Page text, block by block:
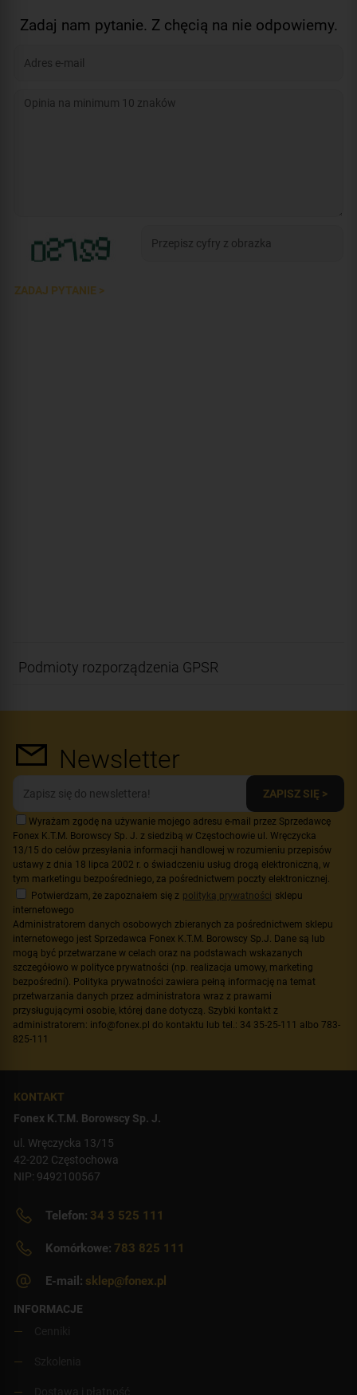
Zadaj nam pytanie. Z chęcią na nie odpowiemy.
ZADAJ PYTANIE >
Podmioty rozporządzenia GPSR
Newsletter
ZAPISZ SIĘ >
Wyrażam zgodę na używanie mojego adresu e-mail przez Sprzedawcę
Fonex K.T.M. Borowscy Sp. J. z siedzibą w Częstochowie ul. Wręczycka
13/15 do celów przesyłania informacji handlowej w rozumieniu przepisów
ustawy z dnia 18 lipca 2002 r. o świadczeniu usług drogą elektroniczną, w
tym marketingu bezpośredniego, za pośrednictwem poczty elektronicznej.
Potwierdzam, że zapoznałem się z polityką prywatności sklepu
internetowego
Administratorem danych osobowych zbieranych za pośrednictwem sklepu
internetowego jest Sprzedawca Fonex K.T.M. Borowscy Sp.J. Dane są lub
mogą być przetwarzane w celach oraz na podstawach wskazanych
szczegółowo w polityce prywatności (np. realizacja umowy, marketing
bezpośredni). Polityka prywatności zawiera pełną informację na temat
przetwarzania danych przez administratora wraz z prawami
przysługującymi osobie, której dane dotyczą. Szybki kontakt z
administratorem: info@fonex.pl do kontaktu lub tel.: 34 35-25-111 albo 783-
825-111
KONTAKT
Fonex K.T.M. Borowscy Sp. J.
ul. Wręczycka 13/15
42-202 Częstochowa
NIP: 9492100567
Telefon: 34 3 525 111
Komórkowe: 783 825 111
E-mail: sklep@fonex.pl
INFORMACJE